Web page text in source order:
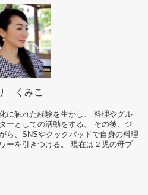
くみこ
に触れた経験を生かし、 料理やグル
ーとしての活動をする。 その後、ジ
ら、SNSやクックパッドで自身の料理
ーを引きつける。 現在は２児の母ブ